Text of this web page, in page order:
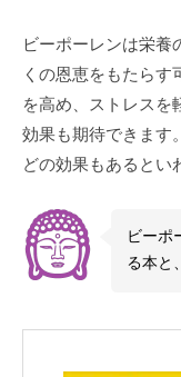
ビーポーレンは栄養
くの恩恵をもたら
を高め、ストレスを
効果も期待できます
どの効果もあるとい
ビーポ
る本と